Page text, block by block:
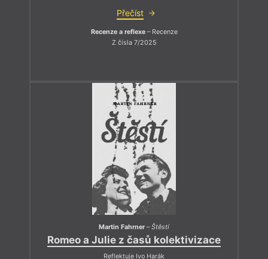
Přečíst
Recenze a reflexe– Recenze
Z čísla 7/2025
Martin Fahrner–Štěstí
Romeo a Julie z časů kolektivizace
Reflektuje Ivo Harák